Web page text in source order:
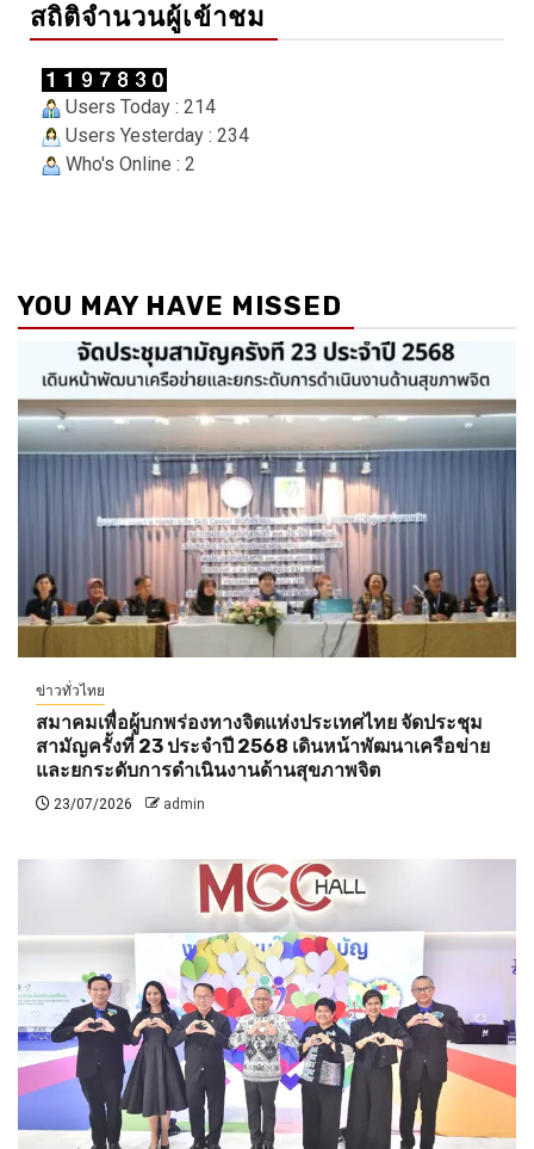
สถิติจำนวนผู้เข้าชม
Users Today : 214
Users Yesterday : 234
Who's Online : 2
YOU MAY HAVE MISSED
ข่าวทั่วไทย
สมาคมเพื่อผู้บกพร่องทางจิตแห่งประเทศไทย จัดประชุม
สามัญครั้งที่ 23 ประจำปี 2568 เดินหน้าพัฒนาเครือข่าย
และยกระดับการดำเนินงานด้านสุขภาพจิต
23/07/2026 admin